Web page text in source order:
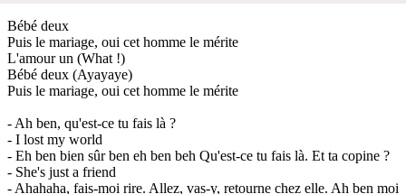
Bébé deux
Puis le mariage, oui cet homme le mérite
L'amour un (What !)
Bébé deux (Ayayaye)
Puis le mariage, oui cet homme le mérite
- Ah ben, qu'est-ce tu fais là ?
- I lost my world
- Eh ben bien sûr ben eh ben beh Qu'est-ce tu fais là. Et ta copine ?
- She's just a friend
- Ahahaha, fais-moi rire. Allez, vas-y, retourne chez elle. Ah ben moi